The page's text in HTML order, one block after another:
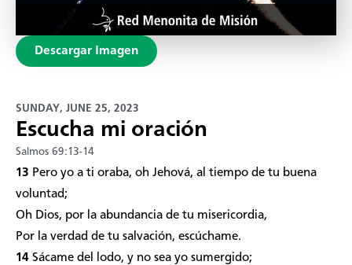
Descargar Imagen
SUNDAY, JUNE 25, 2023
Escucha mi oración
Salmos 69:13-14
13 Pero yo a ti oraba, oh Jehová, al tiempo de tu buena
voluntad;
Oh Dios, por la abundancia de tu misericordia,
Por la verdad de tu salvación, escúchame.
14 Sácame del lodo, y no sea yo sumergido;